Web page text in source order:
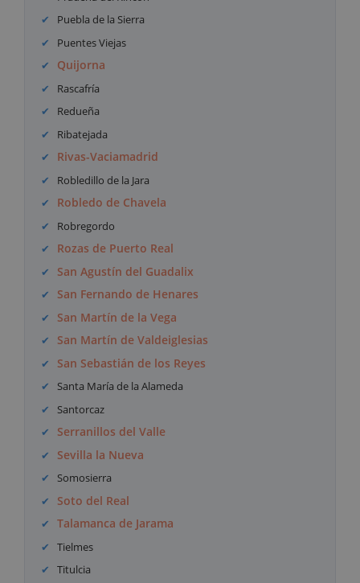
Puebla de la Sierra
Puentes Viejas
Quijorna
Rascafría
Redueña
Ribatejada
Rivas-Vaciamadrid
Robledillo de la Jara
Robledo de Chavela
Robregordo
Rozas de Puerto Real
San Agustín del Guadalix
San Fernando de Henares
San Martín de la Vega
San Martín de Valdeiglesias
San Sebastián de los Reyes
Santa María de la Alameda
Santorcaz
Serranillos del Valle
Sevilla la Nueva
Somosierra
Soto del Real
Talamanca de Jarama
Tielmes
Titulcia